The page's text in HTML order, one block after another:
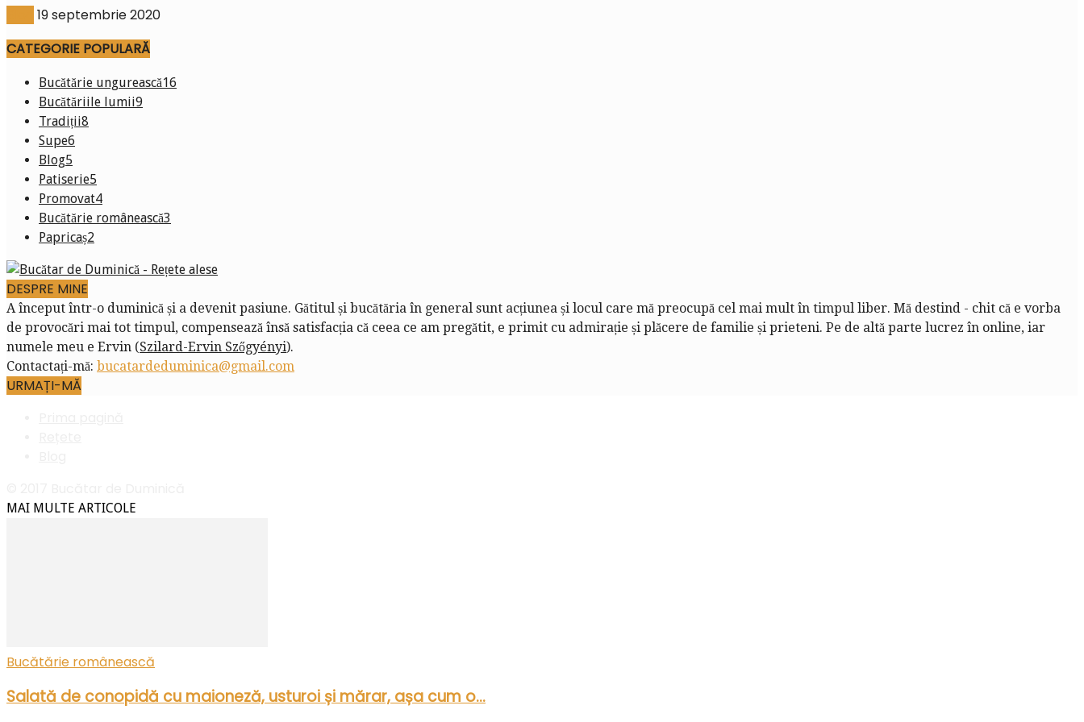
19 septembrie 2020
CATEGORIE POPULARĂ
Bucătărie ungurească16
Bucătăriile lumii9
Tradiții8
Supe6
Blog5
Patiserie5
Promovat4
Bucătărie românească3
Papricaș2
DESPRE MINE
A început într-o duminică și a devenit pasiune. Gătitul și bucătăria în general sunt acțiunea și locul care mă preocupă cel mai mult în timpul liber. Mă destind - chit că e vorba
de provocări mai tot timpul, compensează însă satisfacția că ceea ce am pregătit, e primit cu admirație și plăcere de familie și prieteni. Pe de altă parte lucrez în online, iar
numele meu e Ervin (Szilard-Ervin Szőgyényi).
Contactați-mă: bucatardeduminica@gmail.com
URMAȚI-MĂ
MAI MULTE ARTICOLE
Bucătărie românească
Salată de conopidă cu maioneză, usturoi și mărar, așa cum o...